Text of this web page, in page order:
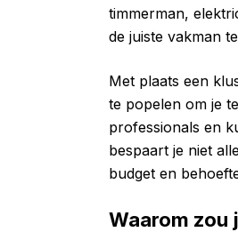
timmerman,
de juiste vakman
Met plaats een
te popelen om je
professionals en
bespaart je niet
budget en
Waarom zou